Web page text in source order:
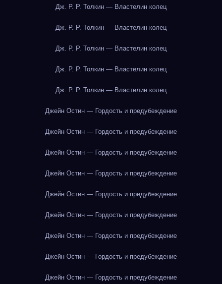
Дж. Р. Р. Толкин — Властелин колец
Дж. Р. Р. Толкин — Властелин колец
Дж. Р. Р. Толкин — Властелин колец
Дж. Р. Р. Толкин — Властелин колец
Дж. Р. Р. Толкин — Властелин колец
Джейн Остин — Гордость и предубеждение
Джейн Остин — Гордость и предубеждение
Джейн Остин — Гордость и предубеждение
Джейн Остин — Гордость и предубеждение
Джейн Остин — Гордость и предубеждение
Джейн Остин — Гордость и предубеждение
Джейн Остин — Гордость и предубеждение
Джейн Остин — Гордость и предубеждение
Джейн Остин — Гордость и предубеждение